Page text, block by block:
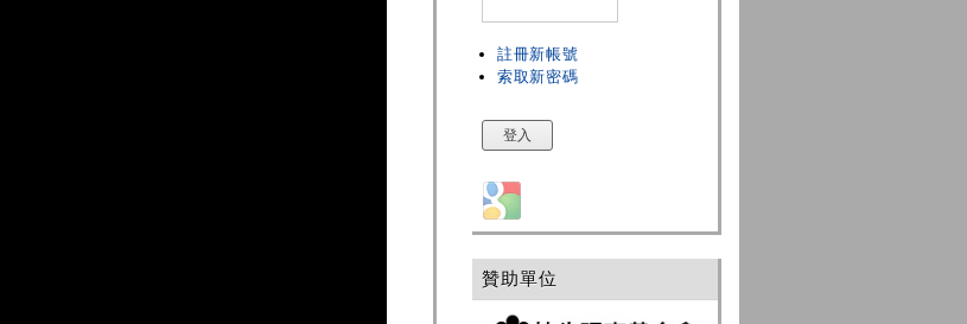
註冊新帳號
索取新密碼
Login with Google
贊助單位